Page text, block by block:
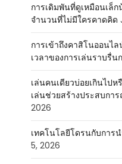
การเดิมพันที่ดูเหมือนเล็
จำนวนที่ไม่มีใครคาดคิด
การเข้าถึงคาสิโนออนไ
เวลาของการเล่นราบรื่น
เล่นคนเดียวบ่อยเกินไป
เล่นช่วยสร้างประสบกา
2026
เทคโนโลยีโดรนกับการ
5, 2026